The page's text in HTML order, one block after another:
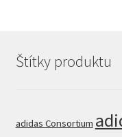
Štítky produktu
adidas Consortium